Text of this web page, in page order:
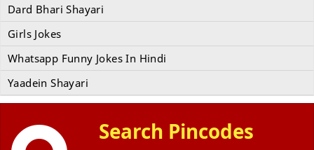
Dard Bhari Shayari
Girls Jokes
Whatsapp Funny Jokes In Hindi
Yaadein Shayari
Search Pincodes